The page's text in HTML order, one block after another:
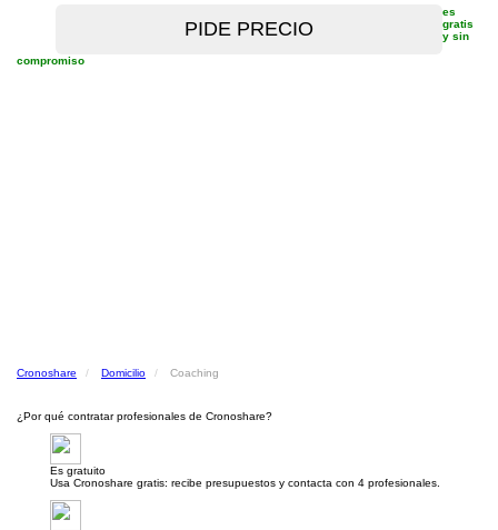
es
gratis
y sin
compromiso
Cronoshare Domicilio Coaching
¿Por qué contratar profesionales de Cronoshare?
Es gratuito
Usa Cronoshare gratis: recibe presupuestos y contacta con 4 profesionales.